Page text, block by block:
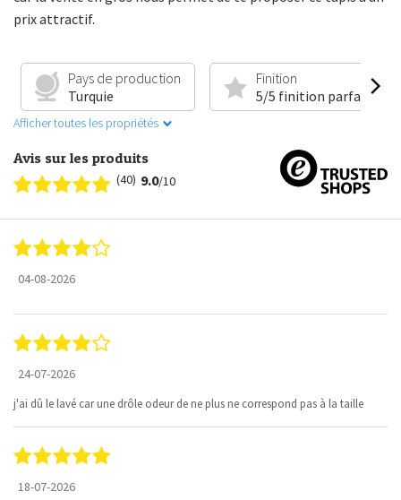
prix attractif.
Pays de production
Turquie
Finition
5/5 finition parfaite
Afficher toutes les propriétés
Avis sur les produits
(40) 9.0/10
04-08-2026
24-07-2026
j'ai dû le lavé car une drôle odeur de ne plus ne correspond pas à la taille
18-07-2026